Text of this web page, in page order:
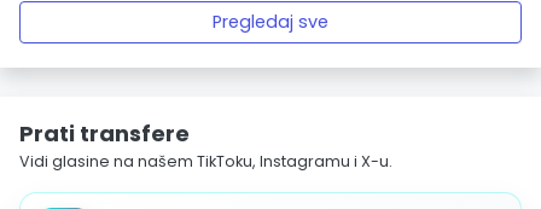
Pregledaj sve
Prati transfere
Vidi glasine na našem TikToku, Instagramu i X-u.